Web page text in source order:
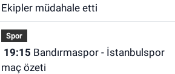
Ekipler müdahale etti
Spor
19:15
maç özeti